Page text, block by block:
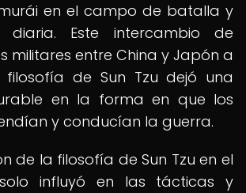
en el campo de batalla y
Este intercambio de
militares entre China y Japón a
de Sun Tzu dejó una
en la forma en que los
y conducían la guerra.
de la filosofía de Sun Tzu en el
influyó en las tácticas y